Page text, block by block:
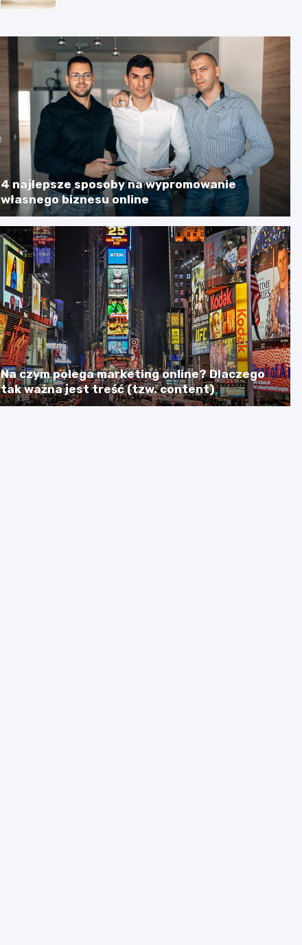
4 najlepsze sposoby na wypromowanie
własnego biznesu online
Na czym polega marketing online? Dlaczego
tak ważna jest treść (tzw. content)